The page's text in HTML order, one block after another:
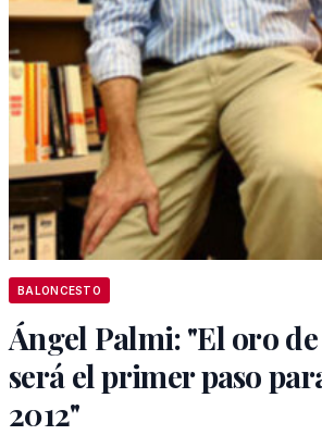
BALONCESTO
Ángel Palmi: "El oro
será el primer paso
2012"